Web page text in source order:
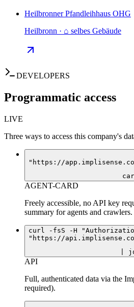
Heilbronner Pfandleihhaus OHG
Heilbronn · ⌂ selbes Gebäude
DEVELOPERS
Programmatic access
LIVE
Three ways to access this company's
"https://
AGENT-CARD
Freely accessible, no API key
summary for agents and crawlers.
curl -fsS -H "Authorization:
"https://api.implisense.com/
|
API
Full, authenticated data via the
required).